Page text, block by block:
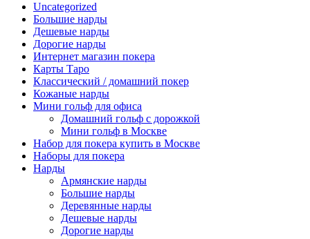
Uncategorized
Большие нарды
Дешевые нарды
Дорогие нарды
Интернет магазин покера
Карты Таро
Классический / домашний покер
Кожаные нарды
Мини гольф для офиса
Домашний гольф с дорожкой
Мини гольф в Москве
Набор для покера купить в Москве
Наборы для покера
Нарды
Армянские нарды
Большие нарды
Деревянные нарды
Дешевые нарды
Дорогие нарды